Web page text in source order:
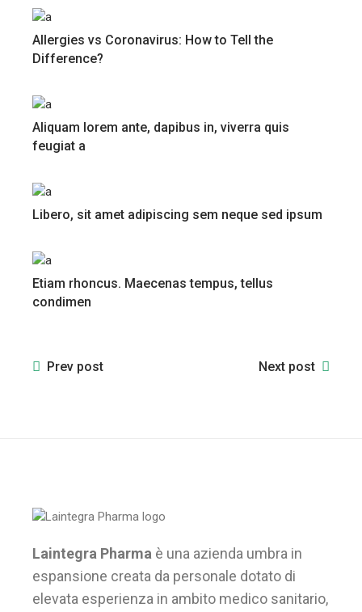
Allergies vs Coronavirus: How to Tell the
Difference?
Aliquam lorem ante, dapibus in, viverra quis
feugiat a
Libero, sit amet adipiscing sem neque sed ipsum
Etiam rhoncus. Maecenas tempus, tellus
condimen
Prev post Next post
Laintegra Pharma è una azienda umbra in
espansione creata da personale dotato di
elevata esperienza in ambito medico sanitario,